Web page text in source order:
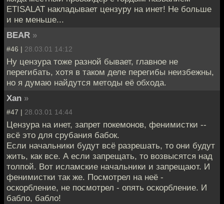
ETISALAT накладывает цензуру на инет! Не больше
и не меньше...
BEAR »
#46 | 28.03.01 14:12
Ну цензура тоже разной бывает, главное не
перегибать, хотя в таком деле перегибы неизбежны,
но я думаю найдутся методы её обхода.
Xan »
#47 | 28.03.01 14:44
Цензура на инет, запрет покемонов, фенимистки --
всё это для срубания бабок.
Если начальники будут всё разрешать, то они будут
жить, как все. А если запрещать, то возвысятся над
толпой. Вот исламские начальники и запрещают. И
фенимистки так же. Посмотрел на неё -
оскорбление, не посмотрел - опять оскорбление. И
бабло, бабло!